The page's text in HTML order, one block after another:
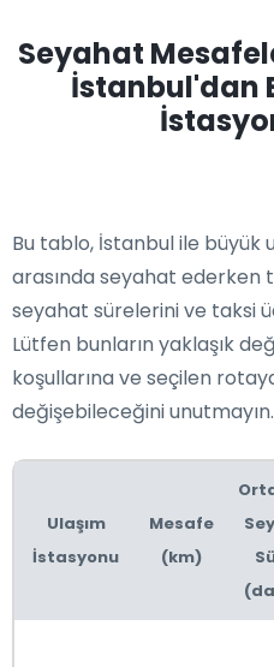
Seyahat
İstanbul'dan
Bu tablo, İstanbul ile büyük
arasında seyahat ederken
seyahat sürelerini ve taksi
Lütfen bunların yaklaşık
koşullarına ve seçilen
değişebileceğini unutmayın.
Ulaşım
İstasyonu
Mesafe
(km)